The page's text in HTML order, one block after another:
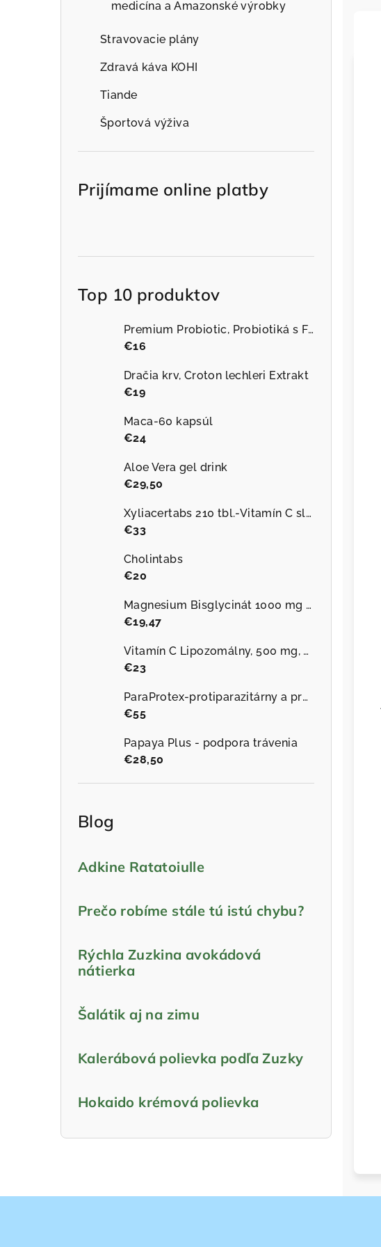
medicína a Amazonské výrobky
Stravovacie plány
Zdravá káva KOHI
Tiande
Športová výživa
Prijímame online platby
Top 10 produktov
Premium Probiotic, Probiotiká s FOS, 10 miliárd CFU, 10 kmeňov, 60 veg kapsúl
€16
Dračia krv, Croton lechleri Extrakt
€19
Maca-60 kapsúl
€24
Aloe Vera gel drink
€29,50
Xyliacertabs 210 tbl.-Vitamín C sladený xylitolom
€33
Cholintabs
€20
Magnesium Bisglycinát 1000 mg plus B6 90 kapsúl
€19,47
Vitamín C Lipozomálny, 500 mg, 60 vegánskych kapsúl
€23
ParaProtex-protiparazitárny a protiplesňový
€55
Papaya Plus - podpora trávenia
€28,50
Blog
Adkine Ratatoiulle
Prečo robíme stále tú istú chybu?
Rýchla Zuzkina avokádová
nátierka
Šalátik aj na zimu
Kalerábová polievka podľa Zuzky
Hokaido krémová polievka